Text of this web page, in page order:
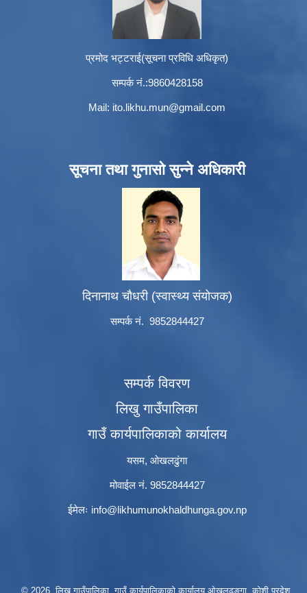
प्रमोद भट्टराई(सूचना प्रविधि अधिकृत)
सम्पर्क नं.:9860428158
Mail: ito.likhu.mun@gmail.com
सूचना तथा गुनासो सुन्ने अधिकारी
दिनानाथ चौधरी (स्वास्थ्य संयोजक)
सम्पर्क नं. 9852844427
सम्पर्क विवरण
लिखु गाउँपालिका
गाउँ कार्यपालिकाको कार्यालय
यसम, ओखलढुंगा
मोवाईल नं. 9852844427
ईमेलः info@likhumunokhaldhunga.gov.np
© 2026 लिखु गाउँपालिका, गाउँ कार्यपालिकाको कार्यालय ओखलढुङ्गा, कोशी प्रदेश,